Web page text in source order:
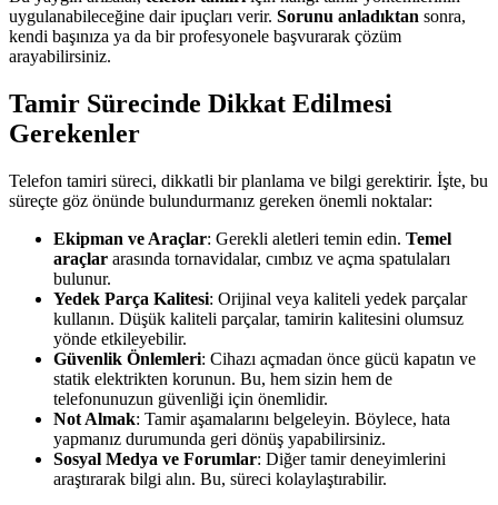
uygulanabileceğine dair ipuçları verir. Sorunu anladıktan sonra,
kendi başınıza ya da bir profesyonele başvurarak çözüm
arayabilirsiniz.
Tamir Sürecinde Dikkat Edilmesi
Gerekenler
Telefon tamiri süreci, dikkatli bir planlama ve bilgi gerektirir. İşte, bu
süreçte göz önünde bulundurmanız gereken önemli noktalar:
Ekipman ve Araçlar: Gerekli aletleri temin edin. Temel
araçlar arasında tornavidalar, cımbız ve açma spatulaları
bulunur.
Yedek Parça Kalitesi: Orijinal veya kaliteli yedek parçalar
kullanın. Düşük kaliteli parçalar, tamirin kalitesini olumsuz
yönde etkileyebilir.
Güvenlik Önlemleri: Cihazı açmadan önce gücü kapatın ve
statik elektrikten korunun. Bu, hem sizin hem de
telefonunuzun güvenliği için önemlidir.
Not Almak: Tamir aşamalarını belgeleyin. Böylece, hata
yapmanız durumunda geri dönüş yapabilirsiniz.
Sosyal Medya ve Forumlar: Diğer tamir deneyimlerini
araştırarak bilgi alın. Bu, süreci kolaylaştırabilir.